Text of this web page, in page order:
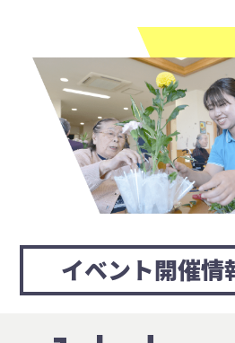
イベント開催情